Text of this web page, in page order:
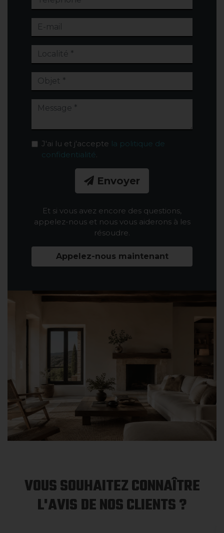
J'ai lu et j'accepte la politique de
confidentialité.
Envoyer
Et si vous avez encore des questions,
appelez-nous et nous vous aiderons à les
résoudre.
Appelez-nous maintenant
VOUS SOUHAITEZ CONNAÎTRE
L'AVIS DE NOS CLIENTS ?